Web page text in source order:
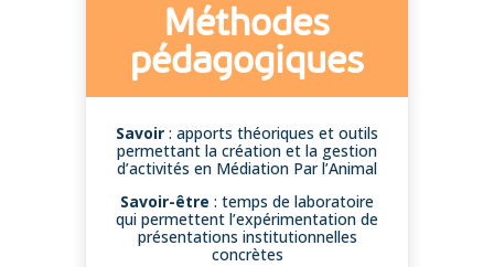
Méthodes
pédagogiques
Savoir : apports théoriques et outils
permettant la création et la gestion
d’activités en Médiation Par l’Animal
Savoir-être : temps de laboratoire
qui permettent l’expérimentation de
présentations institutionnelles
concrètes